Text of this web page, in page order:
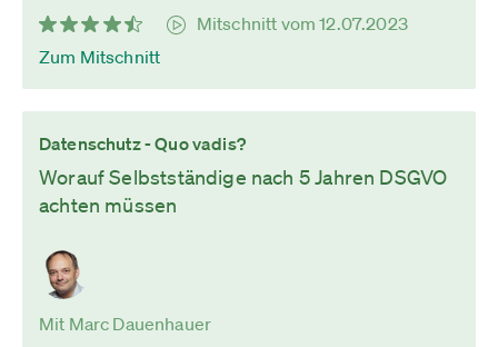
Mitschnitt vom 12.07.2023
Zum Mitschnitt
Datenschutz - Quo vadis?
Worauf Selbstständige nach 5 Jahren DSGVO
achten müssen
Mit Marc Dauenhauer